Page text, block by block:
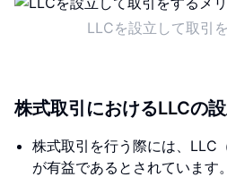
LLCを設立して取引
株式取引におけるLLCの
株式取引を行う際には、LLC
が有益であるとされています